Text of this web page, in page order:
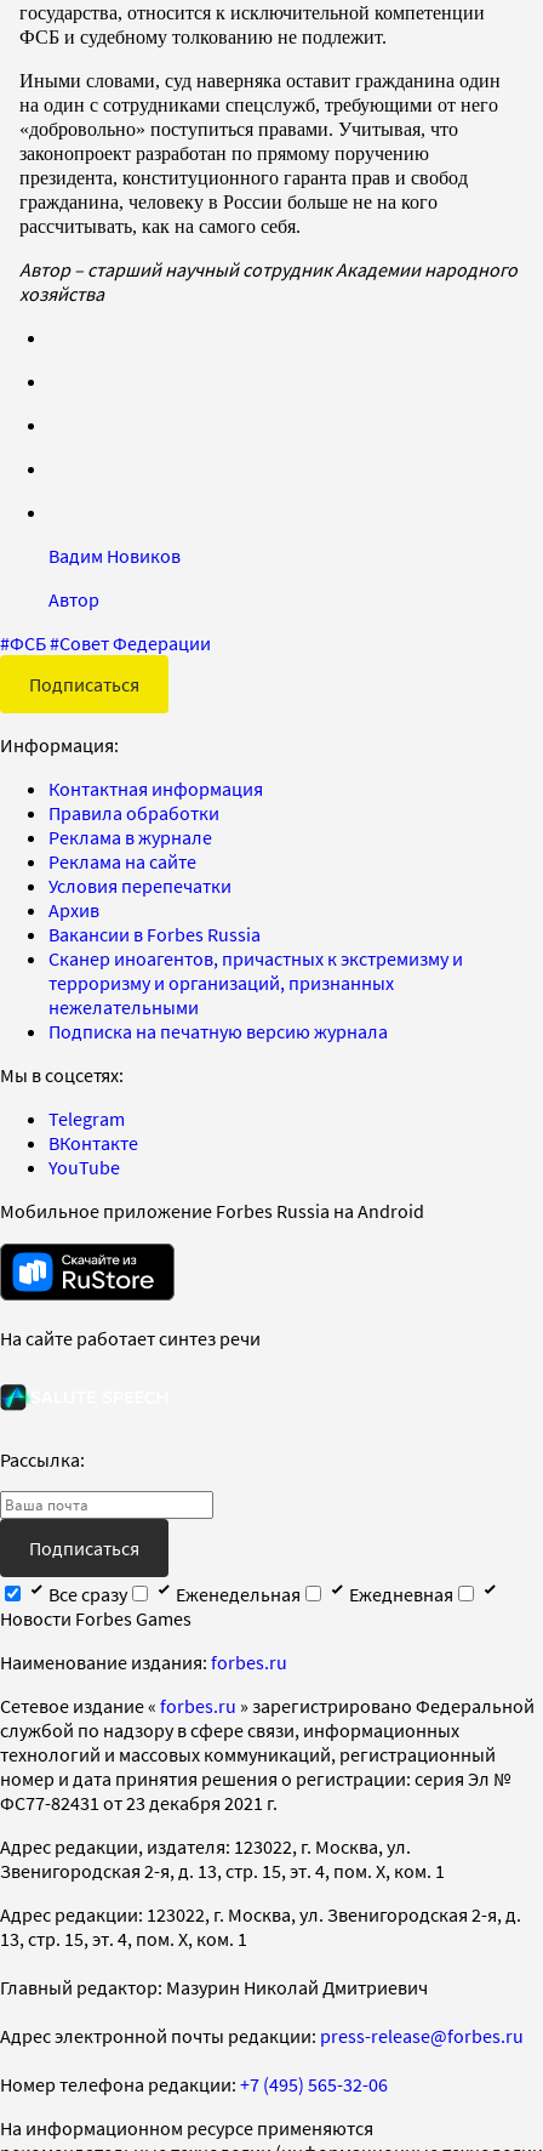
государства, относится к исключительной компетенции
ФСБ и судебному толкованию не подлежит.
Иными словами, суд наверняка оставит гражданина один
на один с сотрудниками спецслужб, требующими от него
«добровольно» поступиться правами. Учитывая, что
законопроект разработан по прямому поручению
президента, конституционного гаранта прав и свобод
гражданина, человеку в России больше не на кого
рассчитывать, как на самого себя.
Автор – старший научный сотрудник Академии народного
хозяйства
Вадим Новиков
Автор
#ФСБ#Совет Федерации
Подписаться
Информация:
Контактная информация
Правила обработки
Реклама в журнале
Реклама на сайте
Условия перепечатки
Архив
Вакансии в Forbes Russia
Сканер иноагентов, причастных к экстремизму и
терроризму и организаций, признанных
нежелательными
Подписка на печатную версию журнала
Мы в соцсетях:
Telegram
ВКонтакте
YouTube
Мобильное приложение Forbes Russia на Android
На сайте работает синтез речи
Рассылка:
Подписаться
Все сразу
Еженедельная
Ежедневная
Новости Forbes Games
Наименование издания: forbes.ru
Cетевое издание « forbes.ru » зарегистрировано Федеральной
службой по надзору в сфере связи, информационных
технологий и массовых коммуникаций, регистрационный
номер и дата принятия решения о регистрации: серия Эл №
ФС77-82431 от 23 декабря 2021 г.
Адрес редакции, издателя: 123022, г. Москва, ул.
Звенигородская 2-я, д. 13, стр. 15, эт. 4, пом. X, ком. 1
Адрес редакции: 123022, г. Москва, ул. Звенигородская 2-я, д.
13, стр. 15, эт. 4, пом. X, ком. 1
Главный редактор: Мазурин Николай Дмитриевич
Адрес электронной почты редакции: press-release@forbes.ru
Номер телефона редакции: +7 (495) 565-32-06
На информационном ресурсе применяются